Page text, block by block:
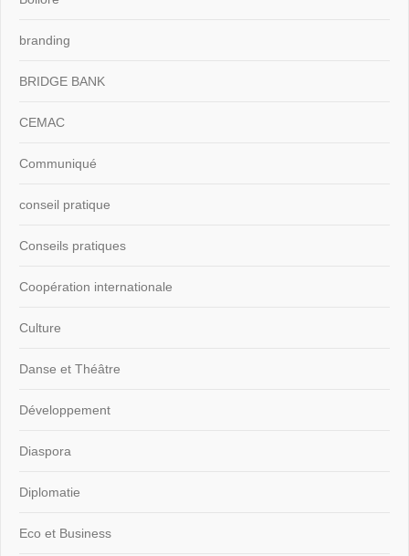
branding
BRIDGE BANK
CEMAC
Communiqué
conseil pratique
Conseils pratiques
Coopération internationale
Culture
Danse et Théâtre
Développement
Diaspora
Diplomatie
Eco et Business